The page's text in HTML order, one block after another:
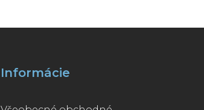
Informácie